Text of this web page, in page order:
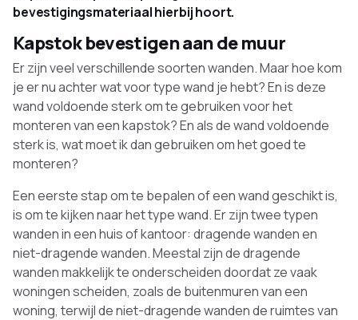
bevestigingsmateriaal hierbij hoort.
Kapstok bevestigen aan de muur
Er zijn veel verschillende soorten wanden. Maar hoe kom
je er nu achter wat voor type wand je hebt? En is deze
wand voldoende sterk om te gebruiken voor het
monteren van een kapstok? En als de wand voldoende
sterk is, wat moet ik dan gebruiken om het goed te
monteren?
Een eerste stap om te bepalen of een wand geschikt is,
is om te kijken naar het type wand. Er zijn twee typen
wanden in een huis of kantoor: dragende wanden en
niet-dragende wanden. Meestal zijn de dragende
wanden makkelijk te onderscheiden doordat ze vaak
woningen scheiden, zoals de buitenmuren van een
woning, terwijl de niet-dragende wanden de ruimtes van